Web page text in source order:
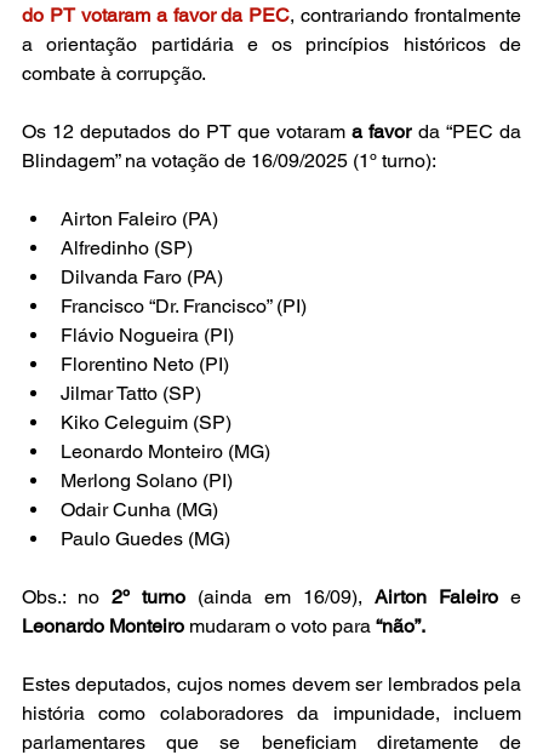
do PT votaram a favor da PEC, contrariando frontalmente
a orientação partidária e os princípios históricos de
combate à corrupção.
Os 12 deputados do PT que votaram a favor da “PEC da
Blindagem” na votação de 16/09/2025 (1º turno):
Airton Faleiro (PA)
Alfredinho (SP)
Dilvanda Faro (PA)
Francisco “Dr. Francisco” (PI)
Flávio Nogueira (PI)
Florentino Neto (PI)
Jilmar Tatto (SP)
Kiko Celeguim (SP)
Leonardo Monteiro (MG)
Merlong Solano (PI)
Odair Cunha (MG)
Paulo Guedes (MG)
Obs.: no 2º turno (ainda em 16/09), Airton Faleiro
Leonardo Monteiro mudaram o voto para “não”.
Estes deputados, cujos nomes devem ser lembrados pela
história como colaboradores da impunidade, incluem
parlamentares que se beneficiam diretamente de